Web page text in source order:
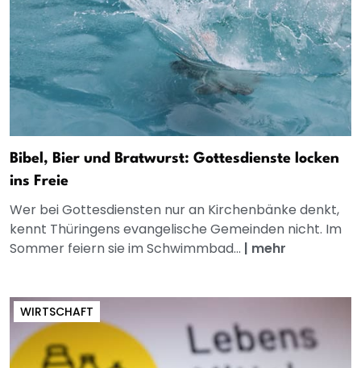
Bibel, Bier und Bratwurst: Gottesdienste locken
ins Freie
Wer bei Gottesdiensten nur an Kirchenbänke denkt,
kennt Thüringens evangelische Gemeinden nicht. Im
Sommer feiern sie im Schwimmbad... | mehr
WIRTSCHAFT